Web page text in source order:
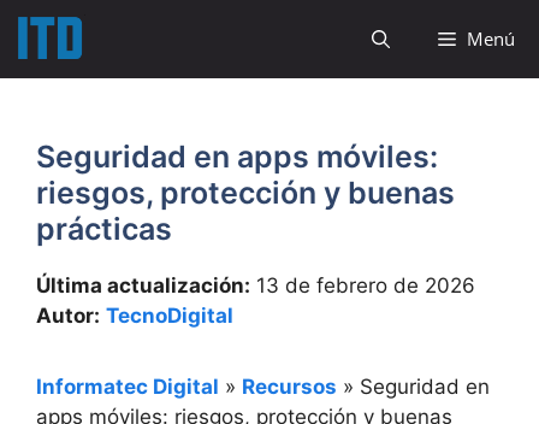
Saltar
contenido
Menú
Seguridad en apps móviles:
riesgos, protección y buenas
prácticas
Última actualización: 13 de febrero de 2026
Autor: TecnoDigital
Informatec Digital » Recursos » Seguridad en
apps móviles: riesgos, protección y buenas